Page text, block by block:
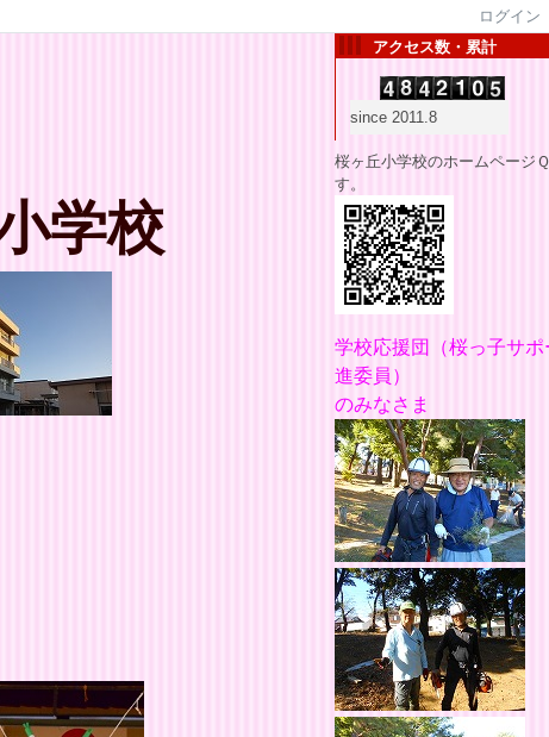
ログイン
学校
アクセス数・累計
since 2011.8
桜ヶ丘小学校のホームページ
す。
学校応援団
（桜っ子サ
進委員）
のみなさま